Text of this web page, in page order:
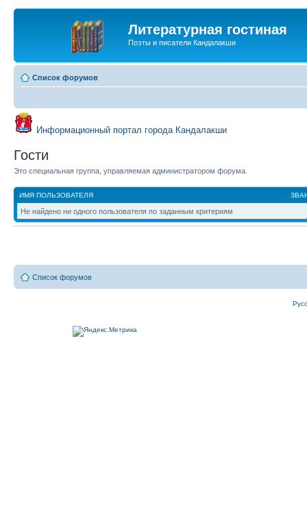
Литературная гостиная
Поэты и писатели Кандалакши
Список форумов
Информационный портал города Кандалакши
Гости
Это специальная группа, управляемая администратором форума.
ИМЯ ПОЛЬЗОВАТЕЛЯ
Не найдено ни одного пользователя по заданным критериям
Список форумов